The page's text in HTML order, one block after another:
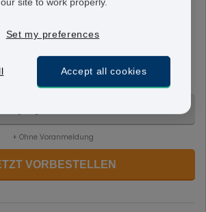
27,5 µg
bestimmten Zeitraum, gesprüht.
+ Ohne Voranmeldung
VORBESTELLEN
Set my preferences
Accept all cookies